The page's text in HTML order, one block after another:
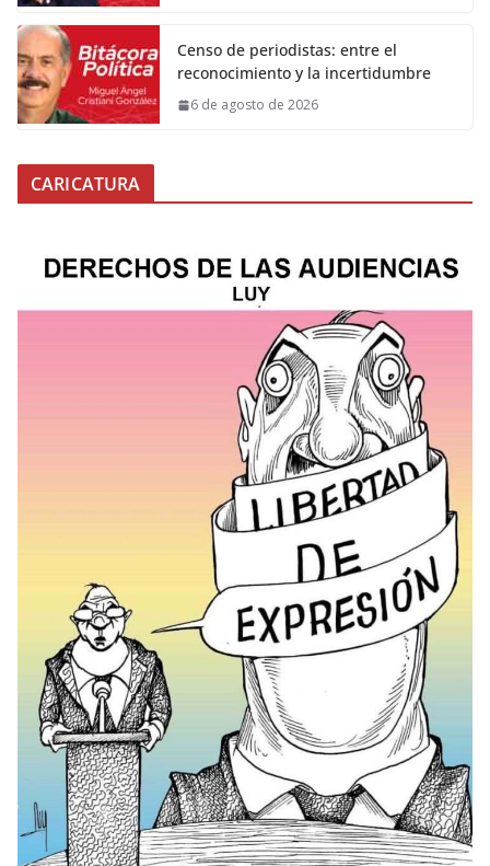
Censo de periodistas: entre el
reconocimiento y la incertidumbre
6 de agosto de 2026
CARICATURA